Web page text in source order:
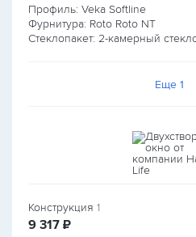
Профиль: Veka Softline
Фурнитура: Roto Roto NT
Стеклопакет: 2-камерный
Еще 1
Конструкция 1
9 317 руб.
₽